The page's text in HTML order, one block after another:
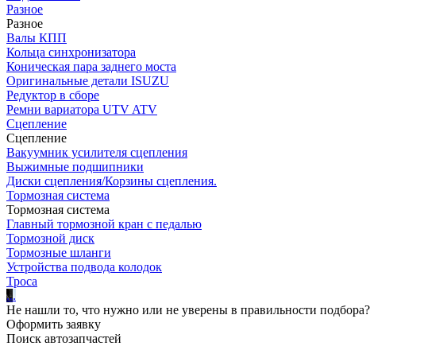
Разное
Разное
Валы КПП
Кольца синхронизатора
Коническая пара заднего моста
Оригинальные детали ISUZU
Редуктор в сборе
Ремни вариатора UTV ATV
Сцепление
Сцепление
Вакуумник усилителя сцепления
Выжимные подшипники
Диски сцепления/Корзины сцепления.
Тормозная система
Тормозная система
Главный тормозной кран с педалью
Тормозной диск
Тормозные шланги
Устройства подвода колодок
Троса
...
Не нашли то, что нужно или не уверены в правильности подбора?
Оформить заявку
Поиск автозапчастей